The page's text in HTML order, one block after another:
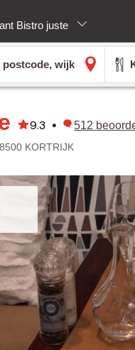
Bistro juste
9.3 • 512
8500 KORTRIJK